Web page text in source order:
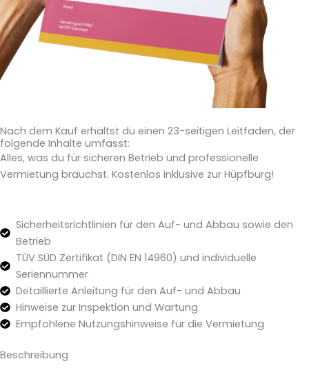
Nach dem Kauf erhältst du einen 23-seitigen Leitfaden, der
folgende Inhalte umfasst:
Alles, was du für sicheren Betrieb und professionelle
Vermietung brauchst. Kostenlos inklusive zur Hüpfburg!
Sicherheitsrichtlinien für den Auf- und Abbau sowie den
Betrieb
TÜV SÜD Zertifikat (DIN EN 14960) und individuelle
Seriennummer
Detaillierte Anleitung für den Auf- und Abbau
Hinweise zur Inspektion und Wartung
Empfohlene Nutzungshinweise für die Vermietung
Beschreibung